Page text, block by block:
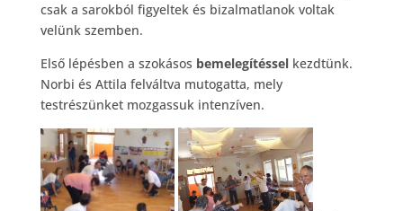
csak a sarokból figyeltek és bizalmatlanok voltak
velünk szemben.
Első lépésben a szokásos bemelegítésselkezdtünk.
Norbi és Attila felváltva mutogatta, mely
testrészünket mozgassuk intenzíven.